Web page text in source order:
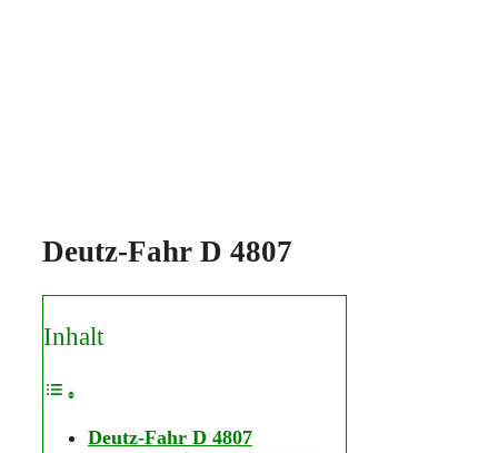
Deutz-Fahr D 4807
Inhalt
Deutz-Fahr D 4807